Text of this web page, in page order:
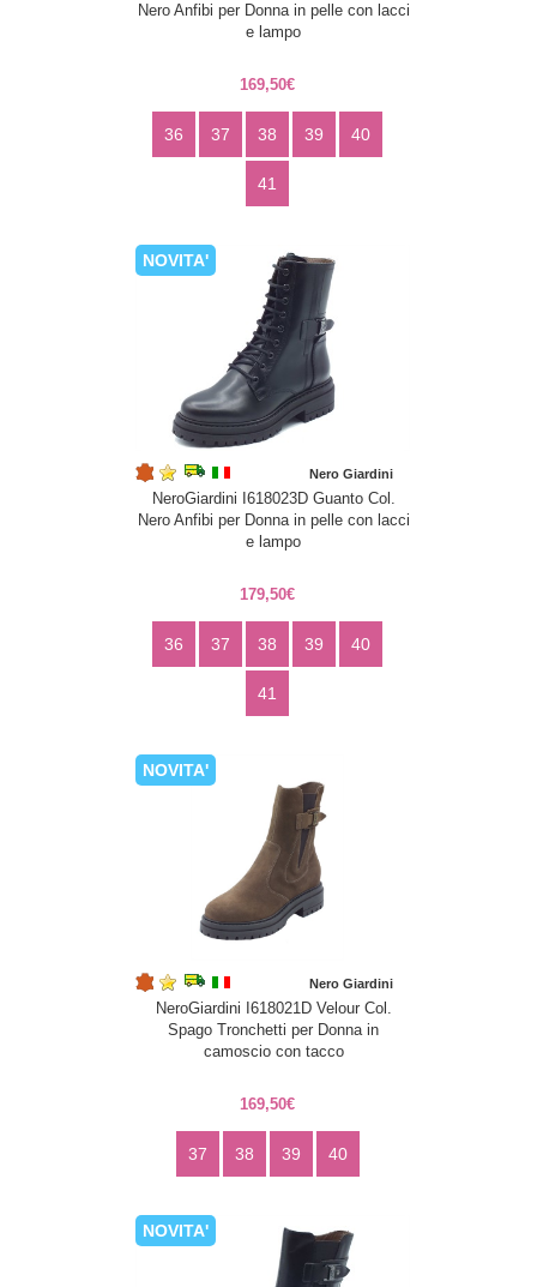
Nero Anfibi per Donna in pelle con lacci
e lampo
169,50€
36 37 38 39 40
41
NOVITA'
Nero Giardini
NeroGiardini I618023D Guanto Col.
Nero Anfibi per Donna in pelle con lacci
e lampo
179,50€
36 37 38 39 40
41
NOVITA'
Nero Giardini
NeroGiardini I618021D Velour Col.
Spago Tronchetti per Donna in
camoscio con tacco
169,50€
37 38 39 40
NOVITA'